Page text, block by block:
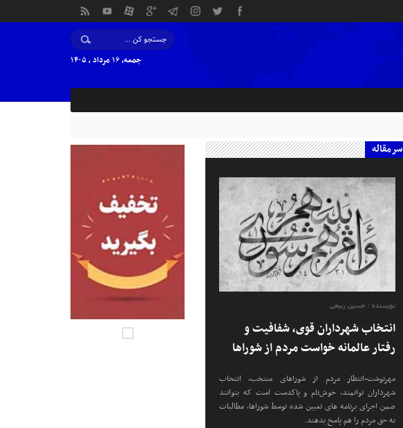
جمعه, ۱۶ مرداد , ۱۴۰۵
سرمقاله
نویسنده : حسین ربیعی
انتخاب شهرداران قوی، شفافیت و
رفتار عالمانه خواست مردم از شوراها
مهرنوشت-انتظار مردم از شوراهای منتخب، انتخاب
شهرداران توانمند، خوش‌نام و پاکدست است که بتوانند
ضمن اجرای برنامه های تعیین شده توسط شوراها، مطالبات
به حق مردم را هم پاسخ بدهند.